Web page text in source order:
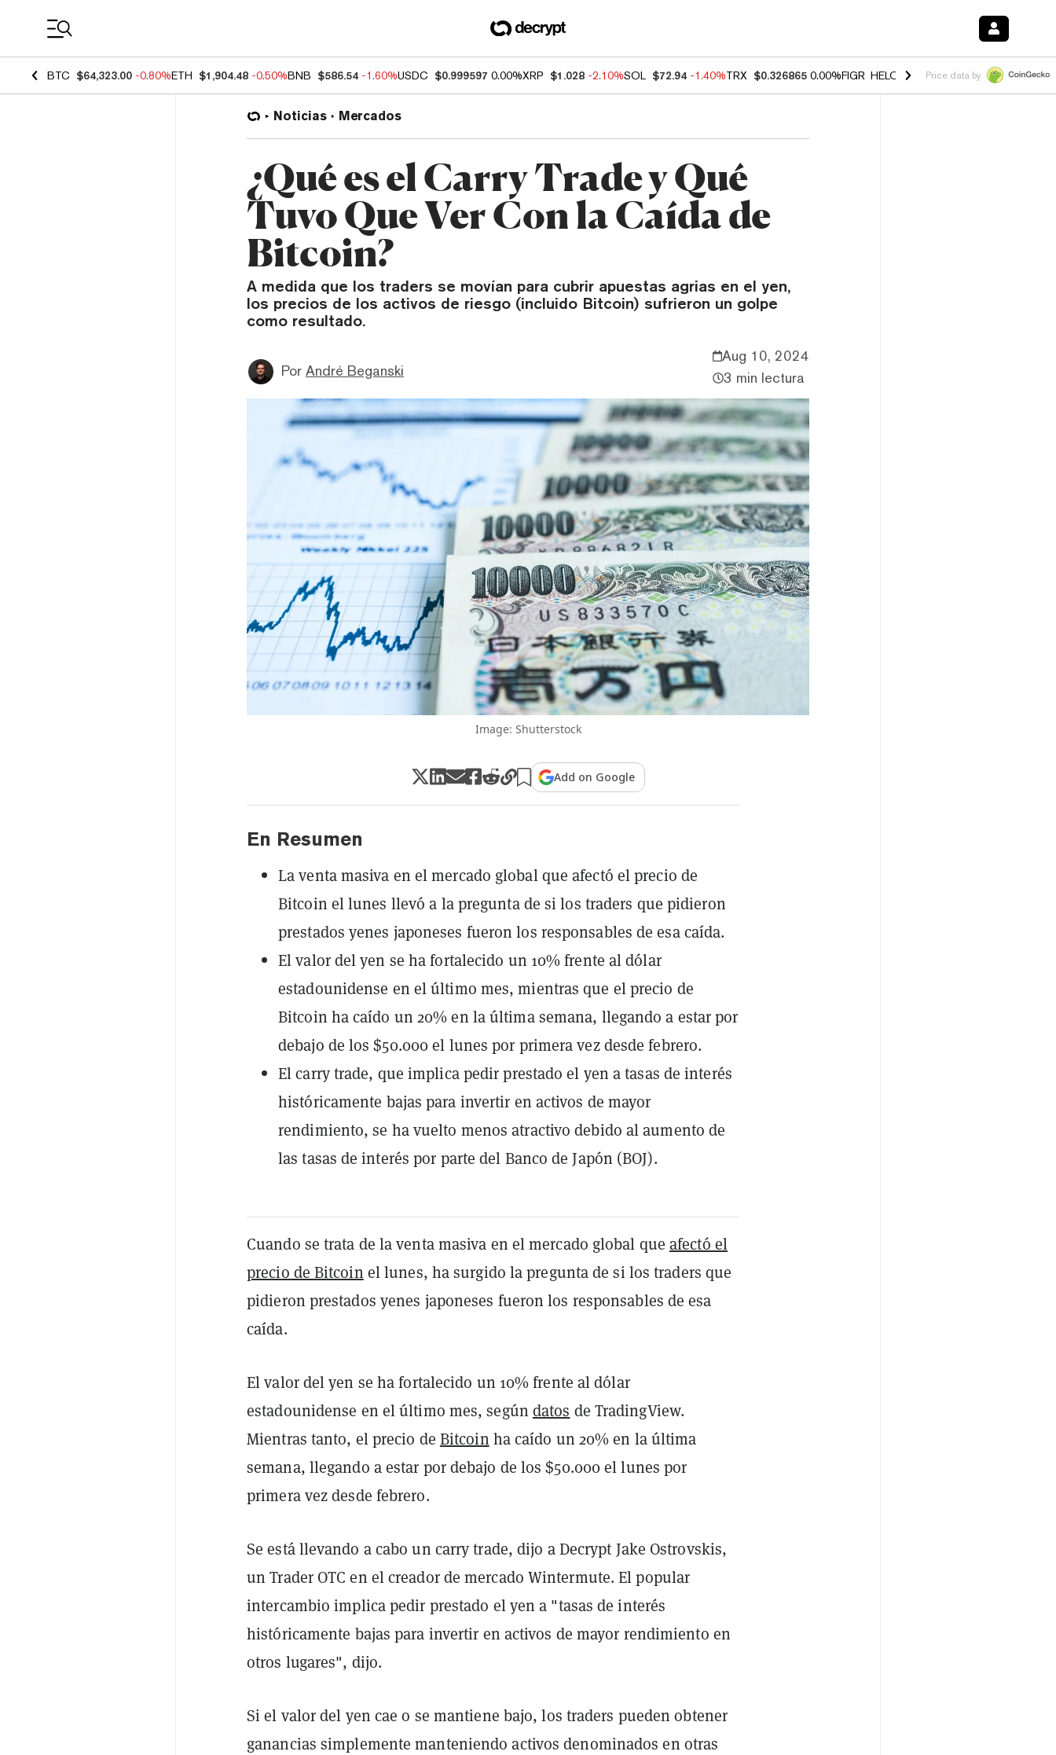
BTC $64,323.00 -0.80%ETH $1,904.48 -0.50%BNB $586.54 -1.60%USDC $0.999597 0.00%XRP $1.028 -2.10%SOL $72.94 -1.40%TRX $0.326865 0.00%FIGR_HELOC $1.035 1.50% HYPE $55.73
Price data by
Noticias Mercados
¿Qué es el Carry Trade y Qué
Tuvo Que Ver Con la Caída de
Bitcoin?
A medida que los traders se movían para cubrir apuestas agrias en el yen,
los precios de los activos de riesgo (incluido Bitcoin) sufrieron un golpe
como resultado.
Por André Beganski
Aug 10, 2024
3 min lectura
Image: Shutterstock
Add on Google
En Resumen
La venta masiva en el mercado global que afectó el precio de
Bitcoin el lunes llevó a la pregunta de si los traders que pidieron
prestados yenes japoneses fueron los responsables de esa caída.
El valor del yen se ha fortalecido un 10% frente al dólar
estadounidense en el último mes, mientras que el precio de
Bitcoin ha caído un 20% en la última semana, llegando a estar por
debajo de los $50.000 el lunes por primera vez desde febrero.
El carry trade, que implica pedir prestado el yen a tasas de interés
históricamente bajas para invertir en activos de mayor
rendimiento, se ha vuelto menos atractivo debido al aumento de
las tasas de interés por parte del Banco de Japón (BOJ).
Cuando se trata de la venta masiva en el mercado global queafectó el
precio de Bitcoin el lunes, ha surgido la pregunta de si los traders que
pidieron prestados yenes japoneses fueron los responsables de esa
caída.
El valor del yen se ha fortalecido un 10% frente al dólar
estadounidense en el último mes, según datos de TradingView.
Mientras tanto, el precio de Bitcoin ha caído un 20% en la última
semana, llegando a estar por debajo de los $50.000 el lunes por
primera vez desde febrero.
Se está llevando a cabo un carry trade, dijo a Decrypt Jake Ostrovskis,
un Trader OTC en el creador de mercado Wintermute. El popular
intercambio implica pedir prestado el yen a "tasas de interés
históricamente bajas para invertir en activos de mayor rendimiento en
otros lugares", dijo.
Si el valor del yen cae o se mantiene bajo, los traders pueden obtener
ganancias simplemente manteniendo activos denominados en otras